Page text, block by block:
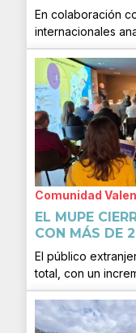
En colaboración
internacionales
Comunidad
EL MUPE
CON MÁS DE
El público
total, con un